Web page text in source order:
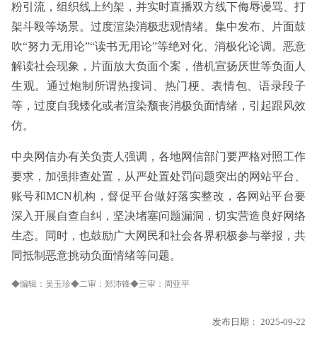
粉引流，组织线上约架，并实时直播双方线下侮辱谩骂、打
架斗殴等场景。过度渲染消极悲观情绪。集中发布、片面鼓
吹“努力无用论”“读书无用论”等绝对化、消极化论调。恶意
解读社会现象，片面放大负面个案，借机宣扬厌世等负面人
生观。通过炮制所谓热搜词、热门梗、表情包、语录段子
等，过度自我矮化或者渲染颓丧消极负面情绪，引起跟风效
仿。
中央网信办有关负责人强调，各地网信部门要严格对照工作
要求，加强排查处置，从严处置处罚问题突出的网站平台、
账号和MCN机构，督促平台做好落实整改，各网站平台要
深入开展自查自纠，坚决堵塞问题漏洞，切实营造良好网络
生态。同时，也鼓励广大网民和社会各界积极参与举报，共
同抵制恶意挑动负面情绪等问题。
◆编辑：吴玉珍◆二审：郑沛锋◆三审：周亚平
发布日期： 2025-09-22